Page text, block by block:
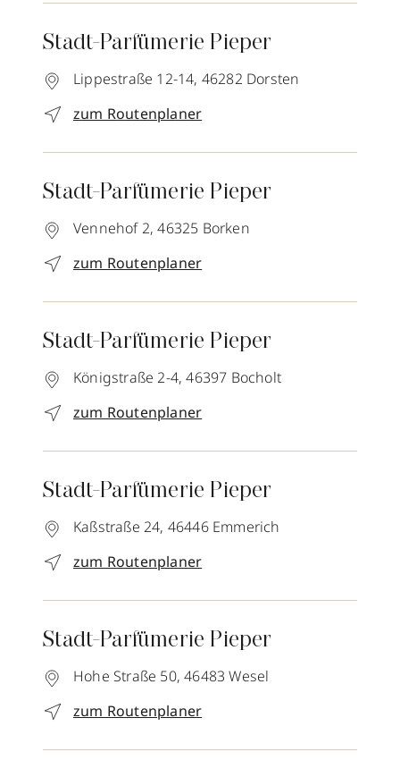
Stadt-Parfümerie Pieper
Lippestraße 12-14, 46282 Dorsten
zum Routenplaner
Stadt-Parfümerie Pieper
Vennehof 2, 46325 Borken
zum Routenplaner
Stadt-Parfümerie Pieper
Königstraße 2-4, 46397 Bocholt
zum Routenplaner
Stadt-Parfümerie Pieper
Kaßstraße 24, 46446 Emmerich
zum Routenplaner
Stadt-Parfümerie Pieper
Hohe Straße 50, 46483 Wesel
zum Routenplaner